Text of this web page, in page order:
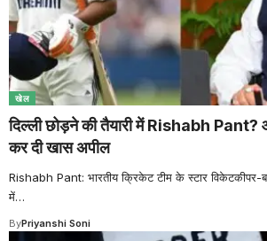
खेल
दिल्ली छोड़ने की तैयारी में Rishabh Pant?
कर दी खास अपील
Rishabh Pant: भारतीय क्रिकेट टीम के स्टार विकेटकीपर-
में…
ByPriyanshi Soni